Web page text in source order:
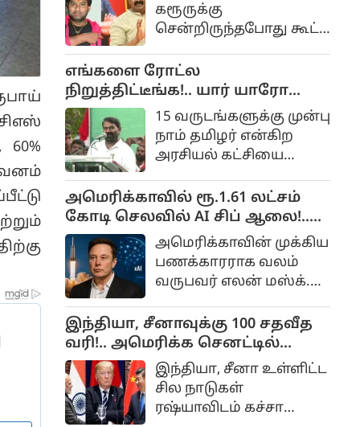
கரூருக்கு
சென்றிருந்தபோது கூட்ட
சிக்கி 41 பேர்
உயிரிழந்தனர். விஜய்
முதலமைச்சரான பின்
பாதிக்கப்பட்ட அந்த
குடும்பத்தினரில் 31
பேருக்கு அரசு பணி
கொடுத்தார்.
எங்களை ரோட்ல
நிறுத்திட்டீங்க!.. யார் யாரோயோ
கோட்டைக்கு அனுப்பிட்டீங்க!.
சீமான் கோபம்!..
15 வருடங்களுக்கு முன்பு
நாம் தமிழர் என்கிற
அரசியல் கட்சியை
அமெரிக்காவில் ரூ.1.61 லட்சம்
கோடி செலவில் AI சிப் ஆலை!..
எலன் மஸ்க் பிளான் என்ன?..
அமெரிக்காவின் முக்கிய
பணக்காரராக வலம்
வருபவர் எலன் மஸ்க்.
போன்ற துறைகளில்
இவர் பல ஆயிரம் கோடி
முதலீடு
செய்திருக்கிறார். பல
புதிய விஷயங்களை
இவர் அறிமுகம் செய்து
இந்தியா, சீனாவுக்கு 100 சதவீத
வரி!.. அமெரிக்க செனட்டில்
நிறைவேறிய மசோதா!..
இந்தியா, சீனா உள்ளிட்ட
சில நாடுகள்
ரஷ்யாவிடம் கச்சா